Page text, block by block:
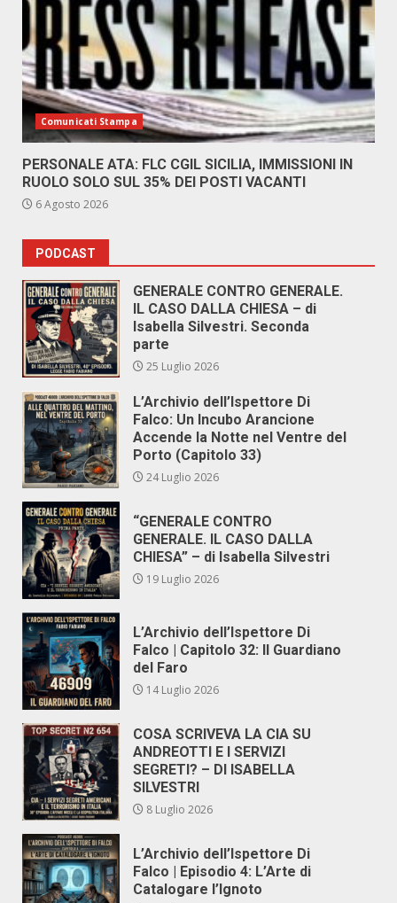
Comunicati Stampa
PERSONALE ATA: FLC CGIL SICILIA, IMMISSIONI IN
RUOLO SOLO SUL 35% DEI POSTI VACANTI
6 Agosto 2026
PODCAST
GENERALE CONTRO GENERALE.
IL CASO DALLA CHIESA – di
Isabella Silvestri. Seconda
parte
25 Luglio 2026
L’Archivio dell’Ispettore Di
Falco: Un Incubo Arancione
Accende la Notte nel Ventre del
Porto (Capitolo 33)
24 Luglio 2026
“GENERALE CONTRO
GENERALE. IL CASO DALLA
CHIESA” – di Isabella Silvestri
19 Luglio 2026
L’Archivio dell’Ispettore Di
Falco | Capitolo 32: Il Guardiano
del Faro
14 Luglio 2026
COSA SCRIVEVA LA CIA SU
ANDREOTTI E I SERVIZI
SEGRETI? – DI ISABELLA
SILVESTRI
8 Luglio 2026
L’Archivio dell’Ispettore Di
Falco | Episodio 4: L’Arte di
Catalogare l’Ignoto